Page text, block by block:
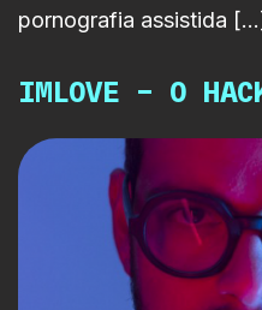
pornografia assistida
IMLOVE – O